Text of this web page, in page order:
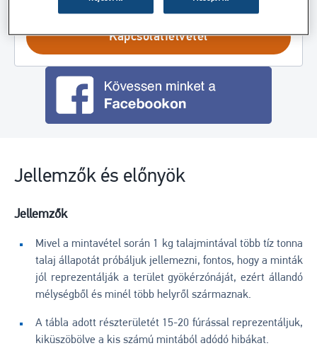
Kapcsolatfelvétel
Jellemzők és előnyök
Jellemzők
Mivel a mintavétel során 1 kg talajmintával több tíz tonna
talaj állapotát próbáljuk jellemezni, fontos, hogy a minták
jól reprezentálják a terület gyökérzónáját, ezért állandó
mélységből és minél több helyről származnak.
A tábla adott részterületét 15-20 fúrással reprezentáljuk,
kiküszöbölve a kis számú mintából adódó hibákat.